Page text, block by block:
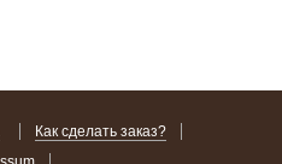
Как сделать заказ?